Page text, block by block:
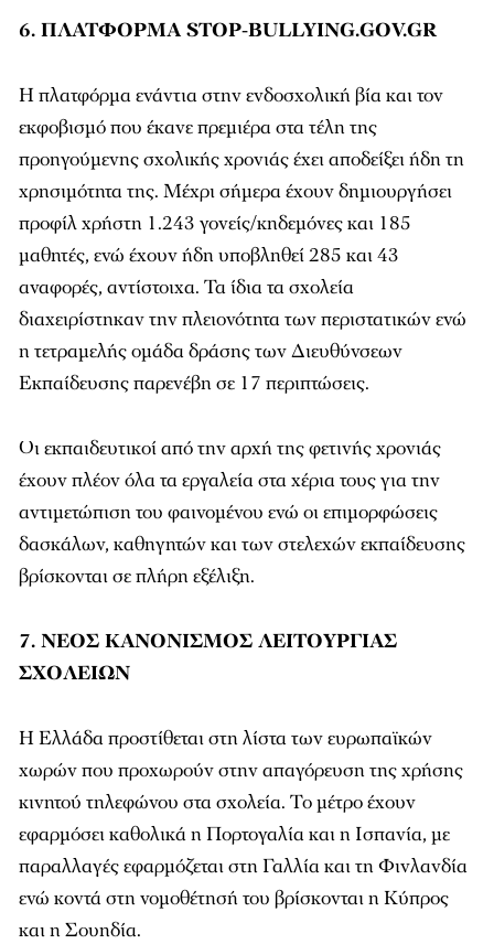
6. ΠΛΑΤΦΟΡΜΑ STOP-BULLYING.GOV.GR
H πλατφόρμα ενάντια στην ενδοσχολική βία και τον
εκφοβισμό που έκανε πρεμιέρα στα τέλη της
προηγούμενης σχολικής χρονιάς έχει αποδείξει ήδη τη
χρησιμότητα της. Μέχρι σήμερα έχουν δημιουργήσει
προφίλ χρήστη 1.243 γονείς/κηδεμόνες και 185
μαθητές, ενώ έχουν ήδη υποβληθεί 285 και 43
αναφορές, αντίστοιχα. Τα ίδια τα σχολεία
διαχειρίστηκαν την πλειονότητα των περιστατικών ενώ
η τετραμελής ομάδα δράσης των Διευθύνσεων
Εκπαίδευσης παρενέβη σε 17 περιπτώσεις.
Οι εκπαιδευτικοί από την αρχή της φετινής χρονιάς
έχουν πλέον όλα τα εργαλεία στα χέρια τους για την
αντιμετώπιση του φαινομένου ενώ οι επιμορφώσεις
δασκάλων, καθηγητών και των στελεχών εκπαίδευσης
βρίσκονται σε πλήρη εξέλιξη.
7. ΝΕΟΣ ΚΑΝΟΝΙΣΜΟΣ ΛΕΙΤΟΥΡΓΙΑΣ
ΣΧΟΛΕΙΩΝ
Η Ελλάδα προστίθεται στη λίστα των ευρωπαϊκών
χωρών που προχωρούν στην απαγόρευση της χρήσης
κινητού τηλεφώνου στα σχολεία. Το μέτρο έχουν
εφαρμόσει καθολικά η Πορτογαλία και η Ισπανία, με
παραλλαγές εφαρμόζεται στη Γαλλία και τη Φινλανδία
ενώ κοντά στη νομοθέτησή του βρίσκονται η Κύπρος
και η Σουηδία.